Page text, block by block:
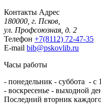
Контакты Адрес
180000, г. Псков,
ул. Профсоюзная, д. 2
Телефон +7(8112) 72-47-35
E-mail bib@pskovlib.ru
Часы работы
- понедельник - суббота - с
- воскресенье - выходной
Последний вторник